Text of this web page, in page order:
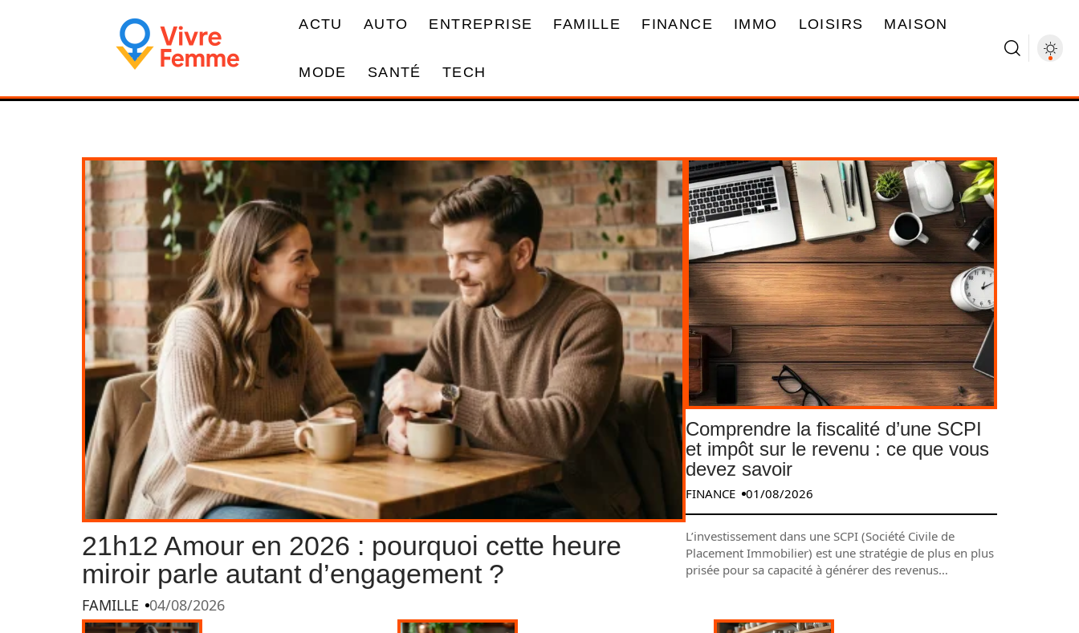
ACTU AUTO ENTREPRISE FAMILLE FINANCE IMMO LOISIRS MAISON
MODE SANTÉ TECH
21h12 Amour en 2026 : pourquoi cette heure
miroir parle autant d’engagement ?
FAMILLE 04/08/2026
Comprendre la fiscalité d’une SCPI
et impôt sur le revenu : ce que vous
devez savoir
FINANCE 01/08/2026
L’investissement dans une SCPI (Société Civile de
Placement Immobilier) est une stratégie de plus en plus
prisée pour sa capacité à générer des revenus…